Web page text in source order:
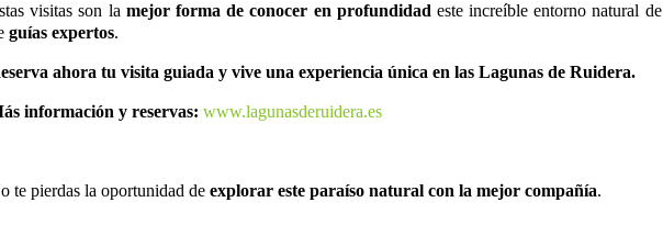
visitas son la mejor forma de conocer en profundidad este increíble entorno natural
guías expertos.
ahora tu visita guiada y vive una experiencia única en las Lagunas de Ruidera.
información y reservas: www.lagunasderuidera.es
te pierdas la oportunidad de explorar este paraíso natural con la mejor compañía.